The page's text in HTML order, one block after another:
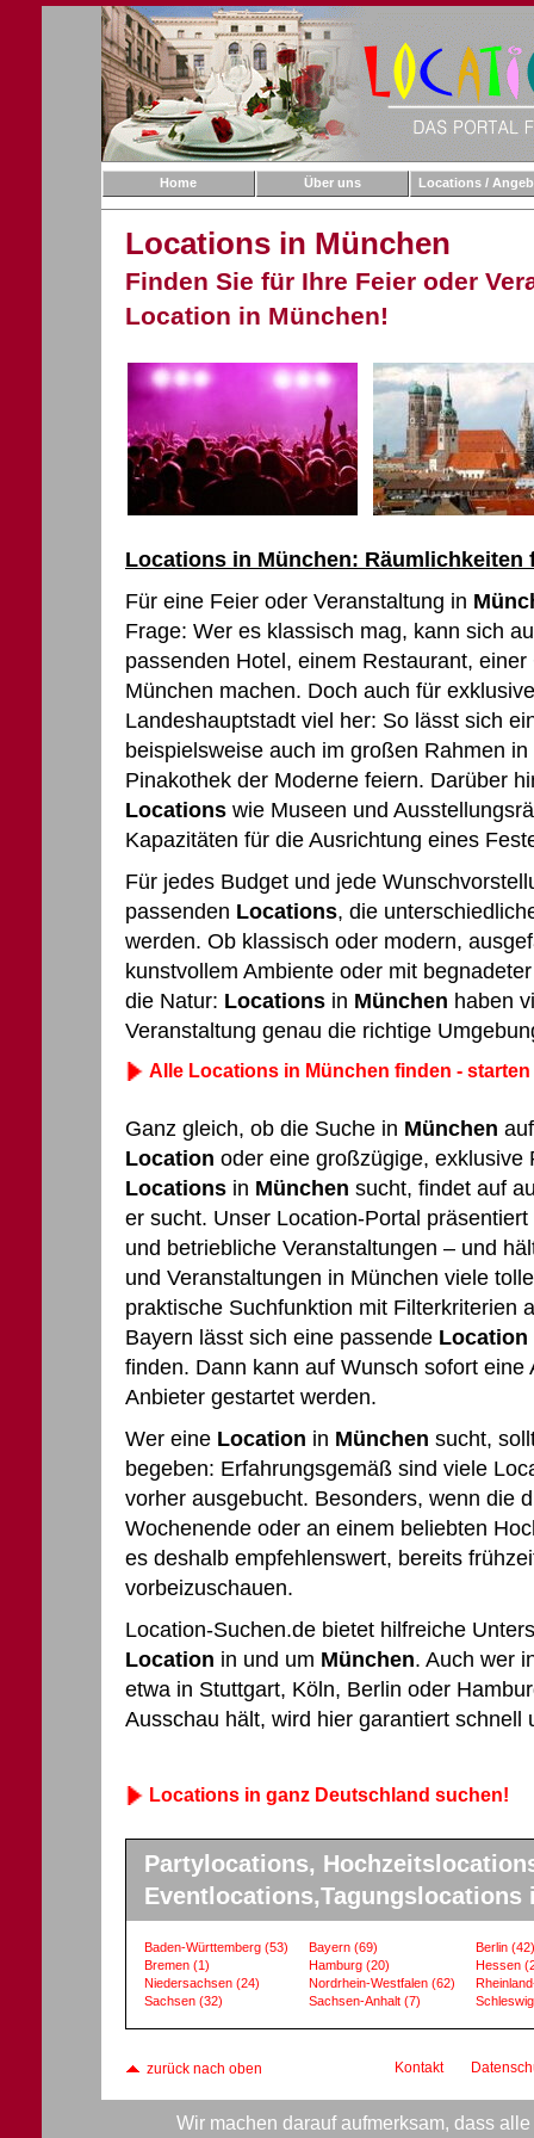
Home Über uns Locations /
Locations in München
Finden Sie für Ihre Feier oder
Location in München!
Locations in München: Räumlichkeiten
Für eine Feier oder Veranstaltung in
Frage: Wer es klassisch mag, kann sich
passenden Hotel, einem Restaurant,
München machen. Doch auch für
Landeshauptstadt viel her: So lässt sich
beispielsweise auch im großen Rahmen
Pinakothek der Moderne feiern. Darüber
Locations wie Museen und
Kapazitäten für die Ausrichtung eines
Für jedes Budget und jede
passenden Locations, die
werden. Ob klassisch oder modern,
kunstvollem Ambiente oder mit
die Natur: Locations in München haben
Veranstaltung genau die richtige
Alle Locations in München finden -
Ganz gleich, ob die Suche in München
Location oder eine großzügige, exklusive
Locations in München sucht, findet auf
er sucht. Unser Location-Portal
und betriebliche Veranstaltungen – und
und Veranstaltungen in München viele
praktische Suchfunktion mit Filterkriterien
Bayern lässt sich eine passende Location
finden. Dann kann auf Wunsch sofort
Anbieter gestartet werden.
Wer eine Location in München sucht,
begeben: Erfahrungsgemäß sind viele
vorher ausgebucht. Besonders, wenn die
Wochenende oder an einem beliebten
es deshalb empfehlenswert, bereits
vorbeizuschauen.
Location-Suchen.de bietet hilfreiche
Location in und um München. Auch wer
etwa in Stuttgart, Köln, Berlin oder
Ausschau hält, wird hier garantiert schnell
Locations in ganz Deutschland suchen!
Partylocations,
Eventlocations,Tagungslocations
Baden-Württemberg (53) Bayern (69) Berlin (42)
Bremen (1) Hamburg (20) Hessen
Niedersachsen (24) Nordrhein-Westfalen (62)
Sachsen (32) Sachsen-Anhalt (7)
zurück nach oben Kontakt
Wir machen darauf aufmerksam, dass